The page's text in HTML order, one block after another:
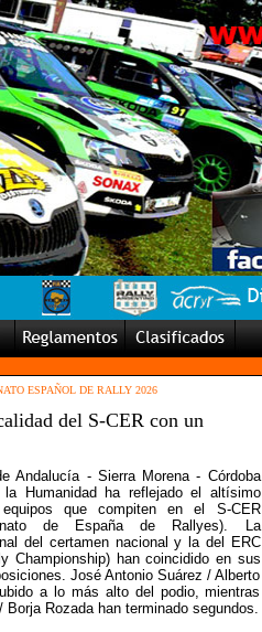
ESPAÑOL DE RALLY 2026
del S-CER con un
Andalucía - Sierra Morena - Córdoba
la Humanidad ha reflejado el altísimo
que compiten en el S-CER
de España de Rallyes). La
del certamen nacional y la del ERC
Championship) han coincidido en sus
José Antonio Suárez / Alberto
a lo más alto del podio, mientras
Borja Rozada han terminado segundos.